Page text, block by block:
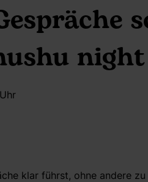
klar führst, ohne andere